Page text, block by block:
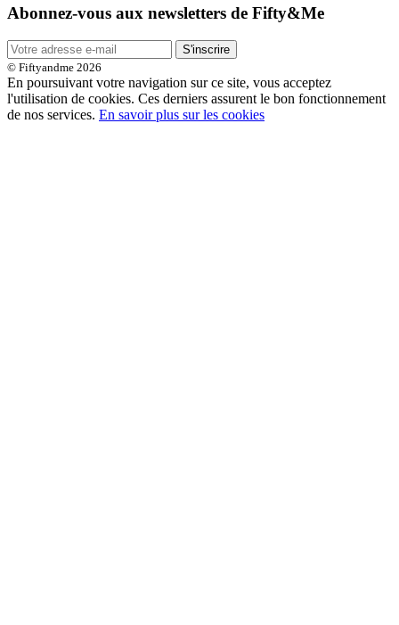
Abonnez-vous aux newsletters de Fifty&Me
S'inscrire
© Fiftyandme 2026
En poursuivant votre navigation sur ce site, vous acceptez
l'utilisation de cookies. Ces derniers assurent le bon fonctionnement
de nos services. En savoir plus sur les cookies